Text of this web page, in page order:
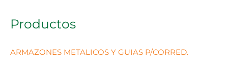
Productos
ARMAZONES METALICOS Y GUIAS P/CORRED.